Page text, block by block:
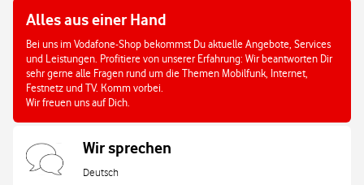
Alles aus einer Hand
Bei uns im Vodafone-Shop bekommst Du aktuelle Angebote, Services
und Leistungen. Profitiere von unserer Erfahrung: Wir beantworten Dir
sehr gerne alle Fragen rund um die Themen Mobilfunk, Internet,
Festnetz und TV. Komm vorbei.
Wir freuen uns auf Dich.
Wir sprechen
Deutsch